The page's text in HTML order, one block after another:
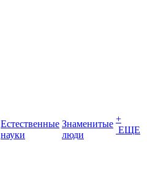
Естественные
науки
Знаменитые
люди
+
ЕЩЕ